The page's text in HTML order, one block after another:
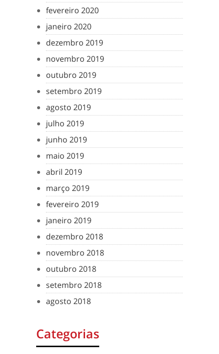
fevereiro 2020
janeiro 2020
dezembro 2019
novembro 2019
outubro 2019
setembro 2019
agosto 2019
julho 2019
junho 2019
maio 2019
abril 2019
março 2019
fevereiro 2019
janeiro 2019
dezembro 2018
novembro 2018
outubro 2018
setembro 2018
agosto 2018
Categorias